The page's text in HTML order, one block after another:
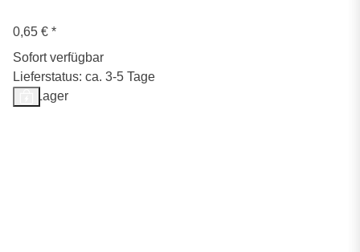
0,65 € *
Sofort verfügbar
Lieferstatus: ca. 3-5 Tage
Auf Lager